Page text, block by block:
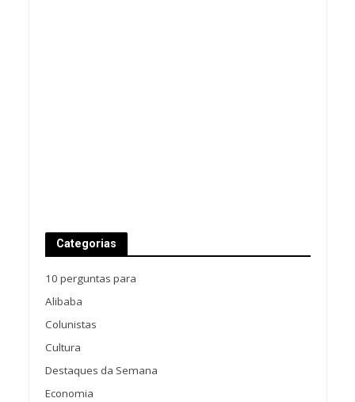
Categorias
10 perguntas para
Alibaba
Colunistas
Cultura
Destaques da Semana
Economia